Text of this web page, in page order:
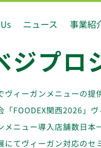
ニュース 事業紹
ジプロ
ィーガンメニューの提
「FOODEX関西2026」
メニュー導入店舗数日本
にてヴィーガン対応の